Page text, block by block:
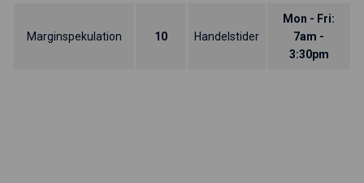
Marginspekulation 10 Handelstider
Mon - Fri:
7am -
3:30pm